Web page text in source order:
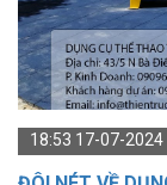
18:53 17-07-2024